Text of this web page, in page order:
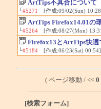
ArtTips不具合について
└#5271 [作成:09/02(Sun)
ArtTips Firefox14.01の
└#5264[作成:08/27(Mon)
Firefox13とArtTips快適
└#5184[作成:06/23(Sat) 00:54]
( ページ移動 / << 0
[検索フォーム]